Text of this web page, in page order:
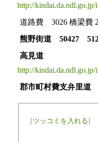
http://
道路費 3026 橋梁費
熊野街道 50427
高見道
http://
郡市町村費支弁里道
[ツッコミを入れる]